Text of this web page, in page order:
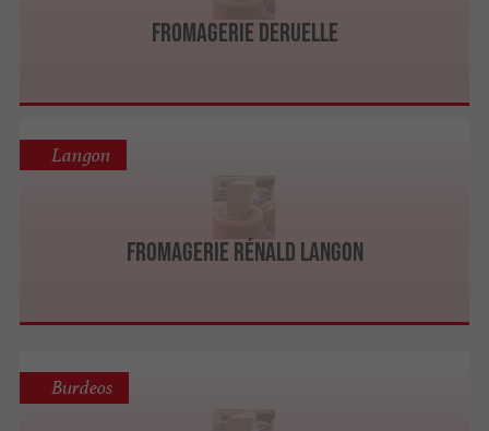
Fromagerie Deruelle
Fromagerie Rénald Langon
Langon
Burdeos